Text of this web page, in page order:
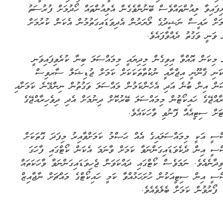
ލިއުންތައްވެސް ބޭނުންވެގެން އެލިއުންތައް ހޯދުމަށް ފުރުސަތު
ރައީސް ނަޝީދުގެ ލޯޔަރުން އެދިވަޑައިގަތުމުން އެކަން ކުރުމަށް
ވަނީ ވަގުތު ދެއްވާފައެވެ.
މިކަން އޮއްވާ އިވިގެން މިދިޔައީ މިމައްސަލަ ބިނާ ކުރެވިފައިވަނީ
ޤާނޫނީ އިޖްރާއީ ނުކުތާތަކަކަށް ކަމަށް ޖުޑިޝަލް ސާރވިސް
އިން ބުނެ އަދި އެހެންކަމުން މައްސަލަ ވަގުތުން ނިންމޭނެ ކަމަށާއި
ހައިކޯޓުން މިމައްސަލަ ބޭރުކޮށް ދިނުމަށް އެދި ދިވެހިރާއްޖޭގެ
ސިޓީއެއް ފޮނުވި ވާހަކައެވެ.
އަކީ މިމައްސަލައިގެ އެއް ޙަޞްމު ކަމަށްވާއިރު މިފަދަ ގޮތަކަށް
އިން ދެކެވަޑައިގަންނަވާ ކަމަށް ވާނަމަ އެކަން ކޯޓްގައި ފާހަގަ
ނަމަވެސް ކޯޓްގައި ދައްކަވަން ޖެހިވަޑައިގަންނަވާ ވާހަކަތައް
އިން ސިޓީއަކުން ހުށަހަޅުއްވާ ކަމީ ހައިކޯޓްގެ މައްޗަށް ނާޖާއިޒް
ފޯރުވުން ކަމަށް ބެލެވެއެވެ.